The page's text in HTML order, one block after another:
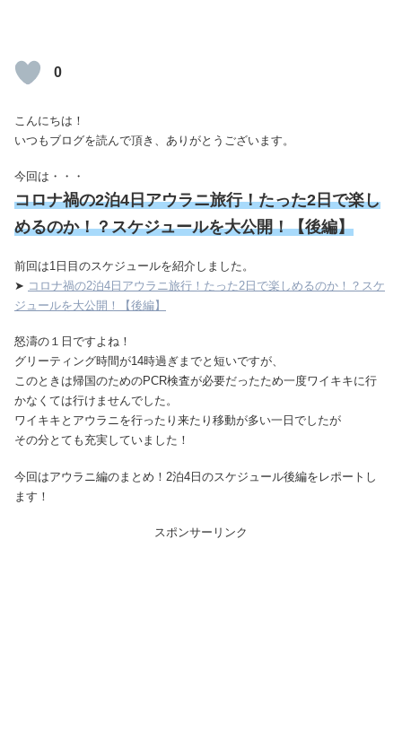
0
こんにちは！
いつもブログを読んで頂き、ありがとうございます。
今回は・・・
コロナ禍の2泊4日アウラニ旅行！たった2日で楽し
めるのか！？スケジュールを大公開！【後編】
前回は1日目のスケジュールを紹介しました。
➤ コロナ禍の2泊4日アウラニ旅行！たった2日で楽しめるのか！？スケ
ジュールを大公開！【後編】
怒濤の１日ですよね！
グリーティング時間が14時過ぎまでと短いですが、
このときは帰国のためのPCR検査が必要だったため一度ワイキキに行
かなくては行けませんでした。
ワイキキとアウラニを行ったり来たり移動が多い一日でしたが
その分とても充実していました！
今回はアウラニ編のまとめ！2泊4日のスケジュール後編をレポートし
ます！
スポンサーリンク